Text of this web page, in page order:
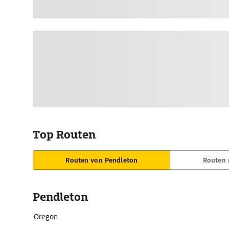
Top Routen
Routen von Pendleton Routen
Pendleton
Oregon